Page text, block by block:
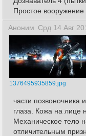
Простое
Аноним Срд 14 Авг
1376495935859.jpg
части позвоночника
глаза. Кожа на лице
Механическое тело
отличительным